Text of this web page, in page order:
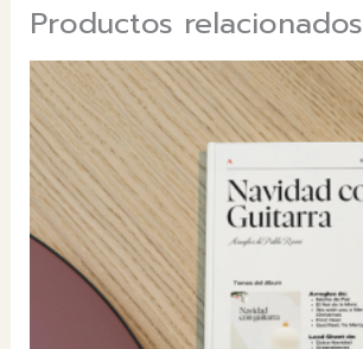
Productos relacionados